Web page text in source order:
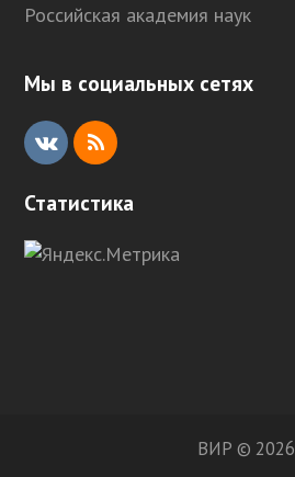
Российская академия наук
Мы в социальных сетях
V
R
Статистика
ВИР © 2026